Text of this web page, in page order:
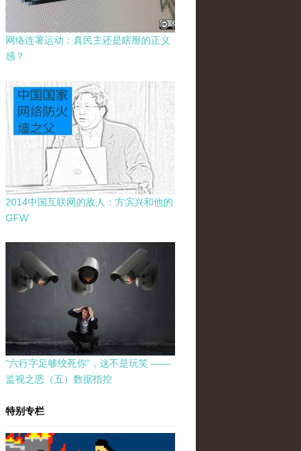
网络连署运动：真民主还是瞎掰的正义
感？
2014中国互联网的敌人：方滨兴和他的
GFW
“六行字足够绞死你”，这不是玩笑 ——
监视之恶（五）数据指控
特别专栏